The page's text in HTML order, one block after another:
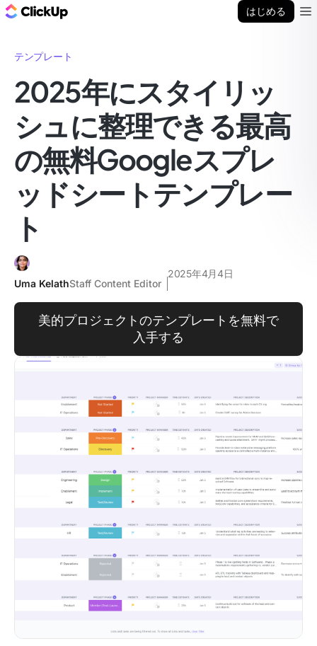
はじめる
テンプレート
2025年にスタイリッ
シュに整理できる最高
の無料Googleスプレ
ッドシートテンプレー
ト
Uma KelathStaff Content Editor
2025年4月4日
美的プロジェクトのテンプレートを無料で
入手する